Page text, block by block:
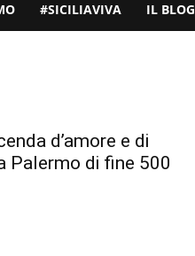
#SICILIAVIVA IL BLOG
d’amore e di
Palermo di fine 500